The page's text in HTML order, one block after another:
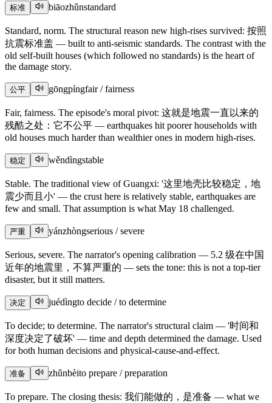
标准 biāozhǔnstandard
Standard, norm. The structural reason new high-rises survived: 按照
抗震标准盖 — built to anti-seismic standards. The contrast with the
old self-built houses (which followed no standards) is the heart of
the damage story.
公平 gōngpíngfair / fairness
Fair, fairness. The episode's moral pivot: 这就是地震一直以来的
残酷之处：它不公平 — earthquakes hit poorer households with
old houses much harder than wealthier ones in modern high-rises.
稳定 wěndìngstable
Stable. The traditional view of Guangxi: '这里地壳比较稳定，地
震少而且小' — the crust here is relatively stable, earthquakes are
few and small. That assumption is what May 18 challenged.
严重 yánzhòngserious / severe
Serious, severe. The narrator's opening calibration — 5.2 级在中国
近年的地震里，不算严重的 — sets the tone: this is not a top-tier
disaster, but it still matters.
决定 juédìngto decide / to determine
To decide; to determine. The narrator's structural claim — '时间和
深度决定了破坏' — time and depth determined the damage. Used
for both human decisions and physical-cause-and-effect.
准备 zhǔnbèito prepare / preparation
To prepare. The closing thesis: 我们能做的，是准备 — what we